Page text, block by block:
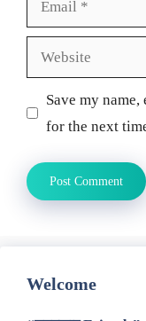
Website
Save my
for the next
Welcome